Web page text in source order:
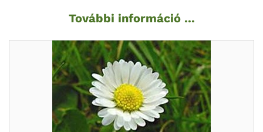
További információ ...